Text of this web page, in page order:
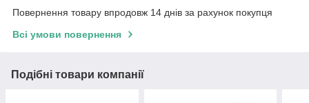
Повернення товару впродовж 14 днів за рахунок покупця
Всі умови повернення
Подібні товари компанії